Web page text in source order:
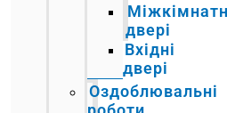
двері
Вхідні
двері
Оздоблювальні